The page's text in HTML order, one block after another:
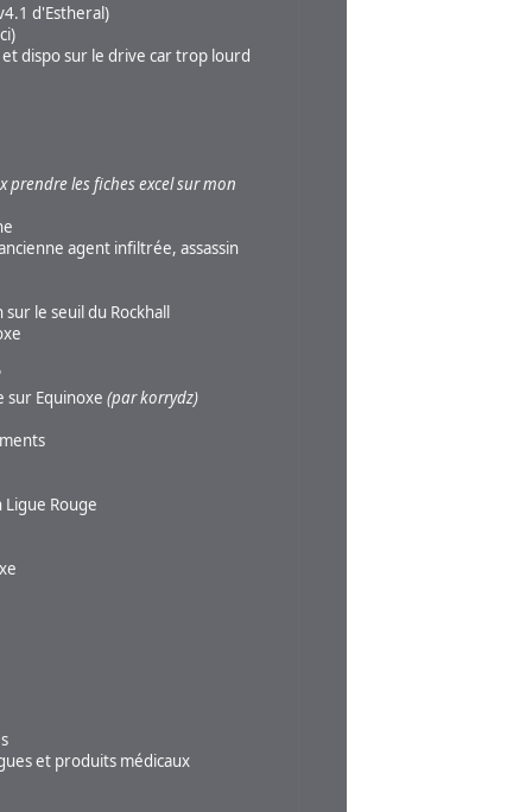
d'Estheral)
dispo sur le drive car trop lourd
les fiches excel sur mon
agent infiltrée, assassin
le seuil du Rockhall
sur Equinoxe (par korrydz)
Rouge
et produits médicaux